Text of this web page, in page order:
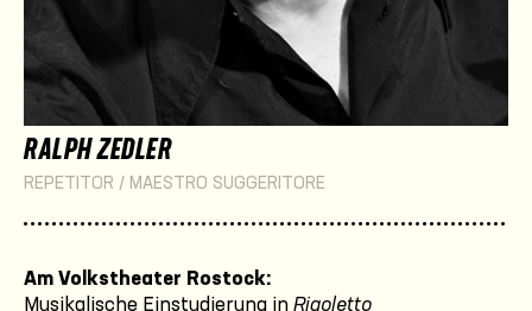
RALPH ZEDLER
REPETITOR / MAESTRO SUGGERITORE
Am Volkstheater Rostock:
Musikalische Einstudierung in Rigoletto